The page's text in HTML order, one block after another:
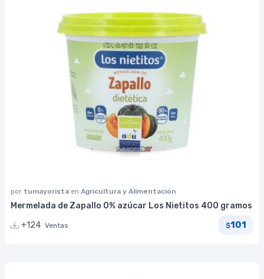
por tumayorista en Agricultura y Alimentación
Mermelada de Zapallo 0% azúcar Los Nietitos 400 gramos
+124 Ventas $101